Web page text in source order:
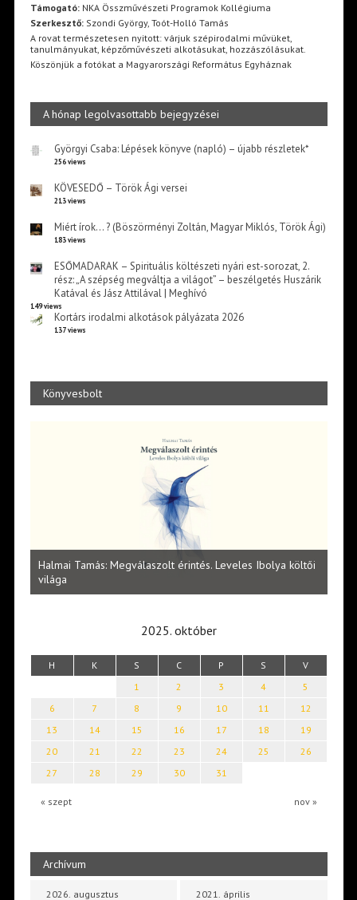
Támogató:NKA Összművészeti Programok Kollégiuma
Szerkesztő:Szondi György, Toót-Holló Tamás
A rovat természetesen nyitott: várjuk szépirodalmi művüket,
tanulmányukat, képzőművészeti alkotásukat, hozzászólásukat.
Köszönjük a fotókat a Magyarországi Református Egyháznak
A hónap legolvasottabb bejegyzései
Györgyi Csaba: Lépések könyve (napló) – újabb részletek*
256 views
KÖVESEDŐ – Török Ági versei
213 views
Miért írok… ? (Böszörményi Zoltán, Magyar Miklós, Török Ági)
183 views
ESŐMADARAK – Spirituális költészeti nyári est-sorozat, 2.
rész: „A szépség megváltja a világot” – beszélgetés Huszárik
Katával és Jász Attilával | Meghívó
149 views
Kortárs irodalmi alkotások pályázata 2026
137 views
Könyvesbolt
Halmai Tamás: Megválaszolt érintés. Leveles Ibolya költői
világa
2025. október
H K S C P S V
« szept nov »
1 2 3 4
5
6
7 8 9 10 11
12
13
14 15 16 17 18
19
20
21 22 23 24 25
26
27
28 29 30 31
Archívum
2026. augusztus 2021. április